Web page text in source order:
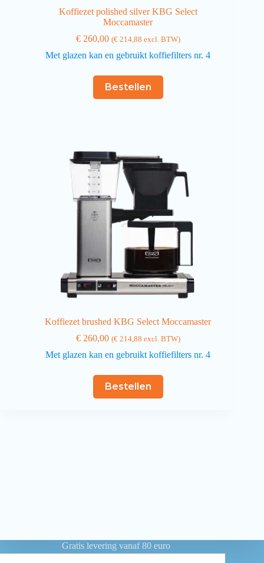
Koffiezet polished silver KBG Select
Moccamaster
€260,00 (€214,88 excl. BTW)
Met glazen kan en gebruikt koffiefilters nr. 4
Bestellen
Koffiezet brushed KBG Select Moccamaster
€260,00 (€214,88 excl. BTW)
Met glazen kan en gebruikt koffiefilters nr. 4
Bestellen
Gratis levering vanaf 80 euro